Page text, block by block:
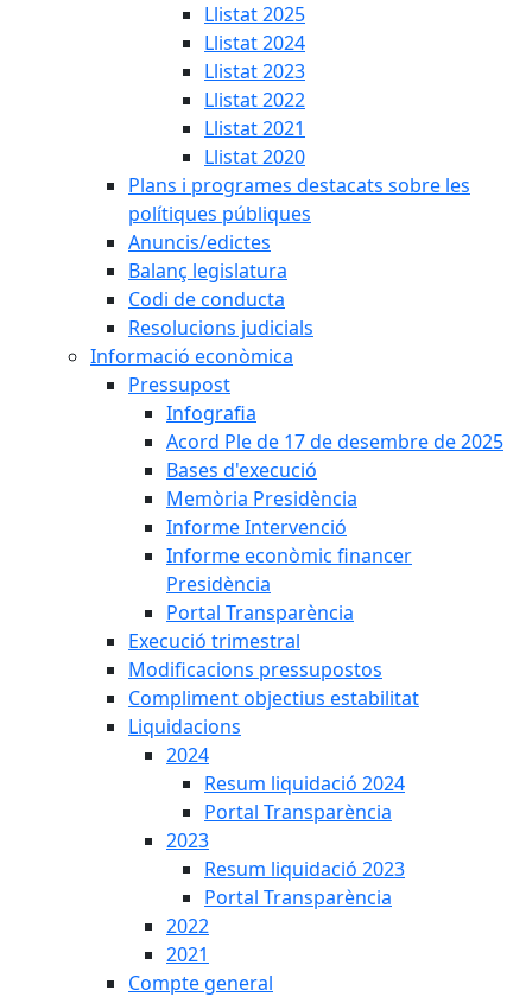
Llistat 2025
Llistat 2024
Llistat 2023
Llistat 2022
Llistat 2021
Llistat 2020
Plans i programes destacats sobre les
polítiques públiques
Anuncis/edictes
Balanç legislatura
Codi de conducta
Resolucions judicials
Informació econòmica
Pressupost
Infografia
Acord Ple de 17 de desembre de 2025
Bases d'execució
Memòria Presidència
Informe Intervenció
Informe econòmic financer
Presidència
Portal Transparència
Execució trimestral
Modificacions pressupostos
Compliment objectius estabilitat
Liquidacions
2024
Resum liquidació 2024
Portal Transparència
2023
Resum liquidació 2023
Portal Transparència
2022
2021
Compte general